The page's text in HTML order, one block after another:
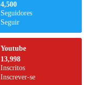
4,500
Seguidores
Seguir
Youtube
13,998
Inscritos
Inscrever-se